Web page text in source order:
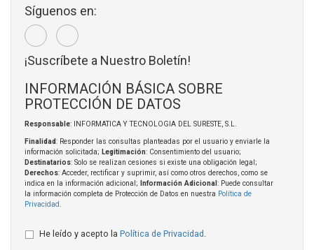
Síguenos en:
¡Suscríbete a Nuestro Boletín!
INFORMACIÓN BÁSICA SOBRE
PROTECCIÓN DE DATOS
Responsable: INFORMATICA Y TECNOLOGIA DEL SURESTE, S.L.
Finalidad: Responder las consultas planteadas por el usuario y enviarle la
información solicitada; Legitimación: Consentimiento del usuario;
Destinatarios: Solo se realizan cesiones si existe una obligación legal;
Derechos: Acceder, rectificar y suprimir, así como otros derechos, como se
indica en la información adicional;
Información Adicional : Puede consultar
la información completa de Protección de Datos en nuestra Política de
Privacidad
He leído y acepto la Política de Privacidad .